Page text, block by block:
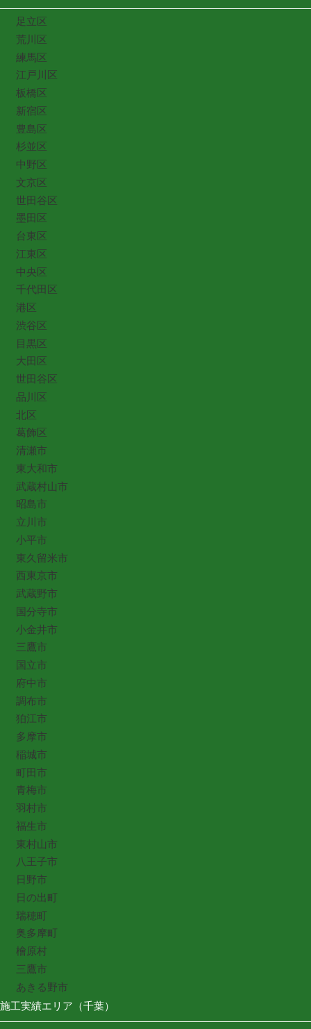
足立区
荒川区
練馬区
江戸川区
板橋区
新宿区
豊島区
杉並区
中野区
文京区
世田谷区
墨田区
台東区
江東区
中央区
千代田区
港区
渋谷区
目黒区
大田区
世田谷区
品川区
北区
葛飾区
清瀬市
東大和市
武蔵村山市
昭島市
立川市
小平市
東久留米市
西東京市
武蔵野市
国分寺市
小金井市
三鷹市
国立市
府中市
調布市
狛江市
多摩市
稲城市
町田市
青梅市
羽村市
福生市
東村山市
八王子市
日野市
日の出町
瑞穂町
奥多摩町
檜原村
三鷹市
あきる野市
施工実績エリア（千葉）